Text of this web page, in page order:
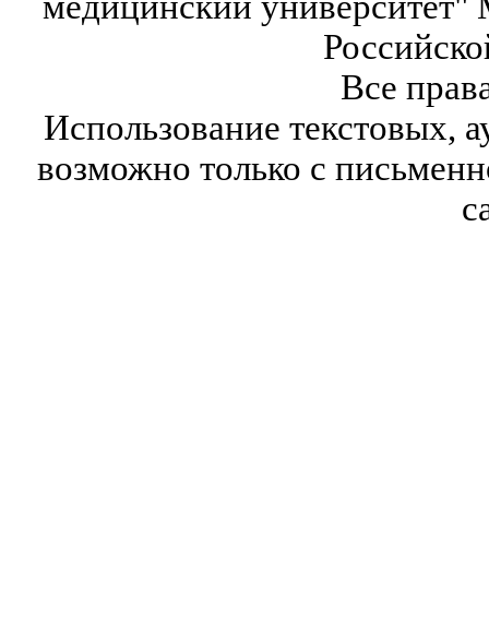
Все
Использование текстовых,
возможно только с